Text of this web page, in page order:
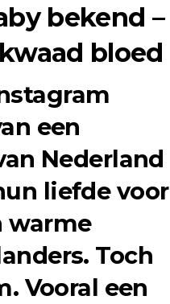
bekend –
bloed
een
Nederland
liefde voor
warme
Toch
Vooral een